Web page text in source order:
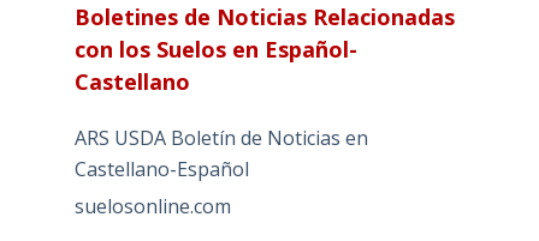
Boletines de Noticias Relacionadas
con los Suelos en Español-
Castellano
ARS USDA Boletín de Noticias en
Castellano-Español
suelosonline.com